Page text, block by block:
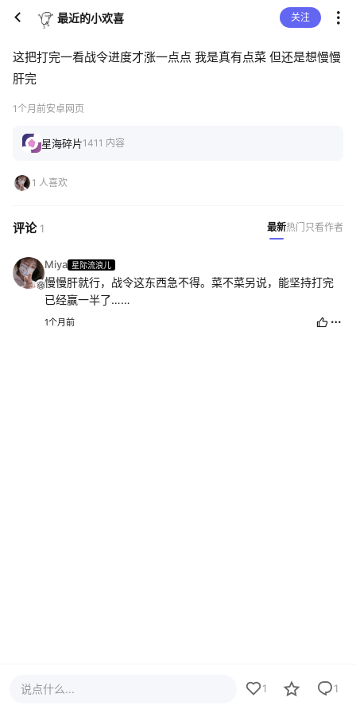
最近的小欢喜 关注
这把打完一看战令进度才涨一点点 我是真有点菜 但还是想慢慢
肝完
1个月前安卓网页
星海碎片1411 内容
1 人喜欢
评论 1 最新热门 只看作者
Miya 星际流浪儿
慢慢肝就行，战令这东西急不得。菜不菜另说，能坚持打完
已经赢一半了……
1个月前
说点什么... 1 1